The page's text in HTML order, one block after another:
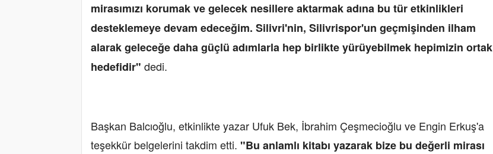
mirasımızı korumak ve gelecek nesillere aktarmak adına bu tür etkinlikleri
desteklemeye devam edeceğim. Silivri'nin, Silivrispor'un geçmişinden ilham
alarak geleceğe daha güçlü adımlarla hep birlikte yürüyebilmek hepimizin ortak
hedefidir" dedi.
Başkan Balcıoğlu, etkinlikte yazar Ufuk Bek, İbrahim Çeşmecioğlu ve Engin Erkuş'a
teşekkür belgelerini takdim etti. "Bu anlamlı kitabı yazarak bize bu değerli mirası